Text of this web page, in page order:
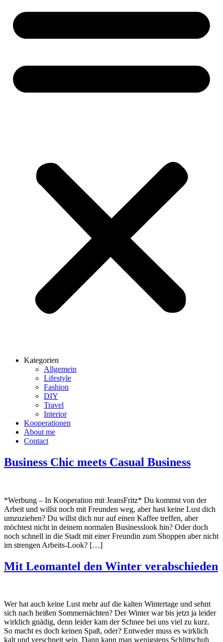
Kategorien
Allgemein
Lifestyle
Fashion
DIY
Travel
Interior
Kooperationen
About me
Contact
Business Chic meets Casual Business
*Werbung – In Kooperation mit JeansFritz* Du kommst von der
Arbeit und willst noch mit Freunden weg, aber hast keine Lust dich
umzuziehen? Du willst dich nur auf einen Kaffee treffen, aber
möchtest nicht in deinem normalen Businesslook hin? Oder doch
noch schnell in die Stadt mit einer Freundin zum Shoppen aber nicht
im strengen Arbeits-Look? […]
Mit Leomantel den Winter verabschieden
Wer hat auch keine Lust mehr auf die kalten Wintertage und sehnt
sich nach heißen Sommernächten? Der Winter war bis jetzt ja leider
wirklich gnädig, denn leider kam der Schnee bei uns viel zu kurz.
So macht es doch keinen Spaß, oder? Entweder muss es wirklich
kalt und verschneit sein. Dann kann man wenigstens Schlittschuh